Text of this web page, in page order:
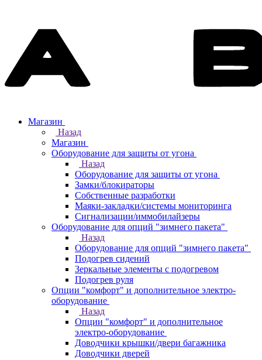
Магазин
Назад
Магазин
Оборудование для защиты от угона
Назад
Оборудование для защиты от угона
Замки/блокираторы
Собственные разработки
Маяки-закладки/системы мониторинга
Сигнализации/иммобилайзеры
Оборудование для опций "зимнего пакета"
Назад
Оборудование для опций "зимнего пакета"
Подогрев сидений
Зеркальные элементы с подогревом
Подогрев руля
Опции "комфорт" и дополнительное электро-
оборудование
Назад
Опции "комфорт" и дополнительное
электро-оборудование
Доводчики крышки/двери багажника
Доводчики дверей